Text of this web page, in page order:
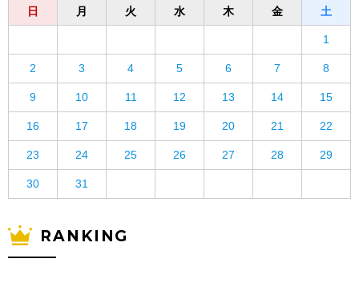
日 月 火 水 木 金 土
1
2 3 4 5 6 7 8
9 10 11 12 13 14 15
16 17 18 19 20 21 22
23 24 25 26 27 28 29
30 31
RANKING